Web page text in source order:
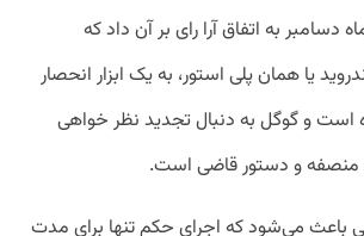
به اتفاق آرا رای بر آن داد که
یا همان پلی استور، به یک ابزار انحصار
است و گوگل به دنبال تجدید نظر خواهی
منصفه و دستور قاضی است.
باعث می‌شود که اجرای حکم تنها برای مدت